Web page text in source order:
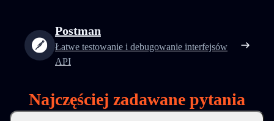
Postman
Łatwe testowanie i debugowanie interfejsów
API
Najczęściej zadawane pytania